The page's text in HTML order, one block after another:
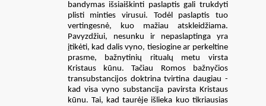
bandymas išsiaiškinti paslaptis gali trukdyti
plisti minties virusui. Todėl paslaptis tuo
vertingesnė, kuo mažiau atskleidžiama.
Pavyzdžiui, nesunku ir nepaslaptinga yra
įtikėti, kad dalis vyno, tiesiogine ar perkeltine
prasme, bažnytinių ritualų metu virsta
Kristaus kūnu. Tačiau Romos bažnyčios
transubstancijos doktrina tvirtina daugiau -
kad visa vyno substancija pavirsta Kristaus
kūnu. Tai, kad taurėje išlieka kuo tikriausias